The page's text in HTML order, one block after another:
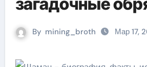
By mining_broth Мар 17,